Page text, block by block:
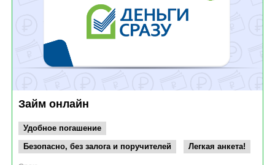
Займ онлайн
Удобное погашение
Безопасно, без залога и поручителей
Легкая анкета!